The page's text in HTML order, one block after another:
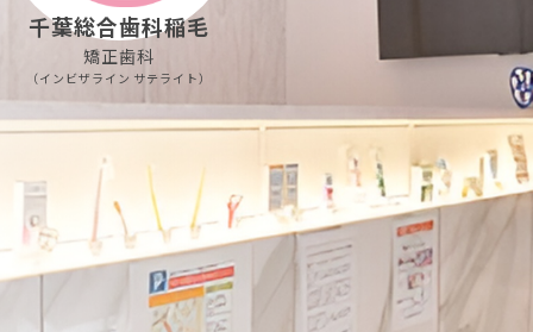
千葉総合歯科稲毛
矯正歯科
（インビザライン サテライト）